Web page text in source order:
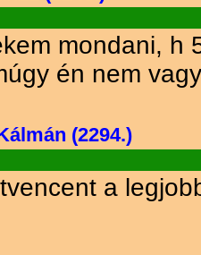
mondani, h
én nem
(2294.)
a